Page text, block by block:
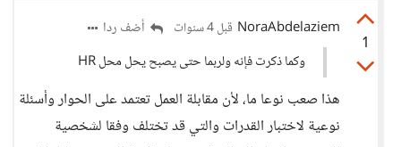
1
NoraAbdelaziem قبل 4 سنوات
أضف ردا
وكما ذكرت فإنه ولربما حتى يصبح يحل محل HR
هذا صعب نوعا ما، لأن مقابلة العمل تعتمد على الحوار وأسئلة
نوعية لاختبار القدرات والتي قد تختلف وفقا لشخصية